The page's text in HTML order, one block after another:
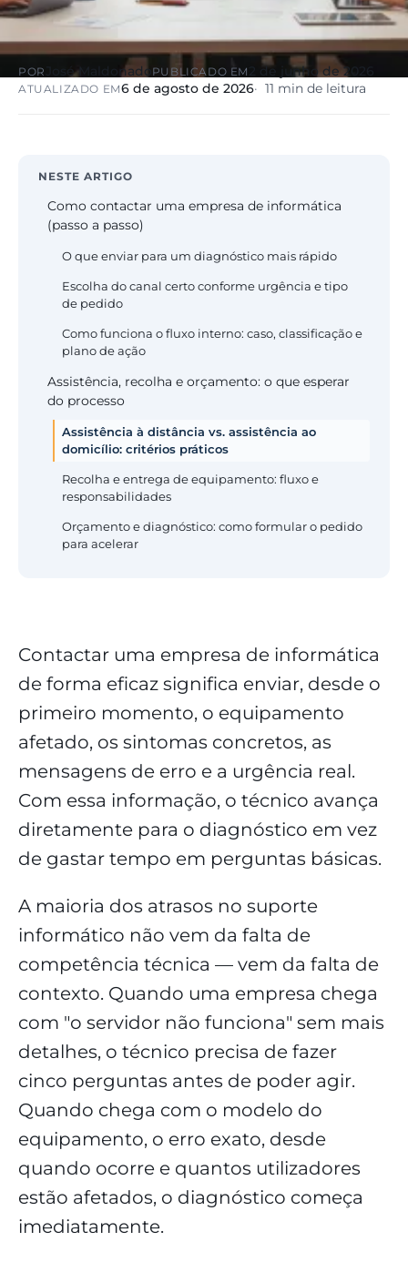
POR José Maldonado PUBLICADO EM 2 de junho de 2026
ATUALIZADO EM6 de agosto de 2026 11 min de leitura
NESTE ARTIGO
Como contactar uma empresa de informática
(passo a passo)
O que enviar para um diagnóstico mais rápido
Escolha do canal certo conforme urgência e tipo
de pedido
Como funciona o fluxo interno: caso, classificação e
plano de ação
Assistência, recolha e orçamento: o que esperar
do processo
Assistência à distância vs. assistência ao
domicílio: critérios práticos
Recolha e entrega de equipamento: fluxo e
responsabilidades
Orçamento e diagnóstico: como formular o pedido
para acelerar
Contactar uma empresa de informática
de forma eficaz significa enviar, desde o
primeiro momento, o equipamento
afetado, os sintomas concretos, as
mensagens de erro e a urgência real.
Com essa informação, o técnico avança
diretamente para o diagnóstico em vez
de gastar tempo em perguntas básicas.
A maioria dos atrasos no suporte
informático não vem da falta de
competência técnica — vem da falta de
contexto. Quando uma empresa chega
com "o servidor não funciona" sem mais
detalhes, o técnico precisa de fazer
cinco perguntas antes de poder agir.
Quando chega com o modelo do
equipamento, o erro exato, desde
quando ocorre e quantos utilizadores
estão afetados, o diagnóstico começa
imediatamente.